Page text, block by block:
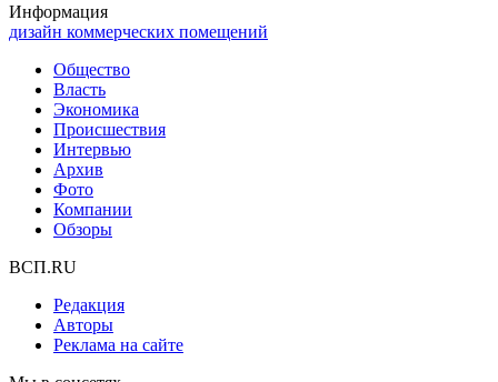
Информация
дизайн коммерческих помещений
Общество
Власть
Экономика
Происшествия
Интервью
Архив
Фото
Компании
Обзоры
ВСП.RU
Редакция
Авторы
Реклама на сайте